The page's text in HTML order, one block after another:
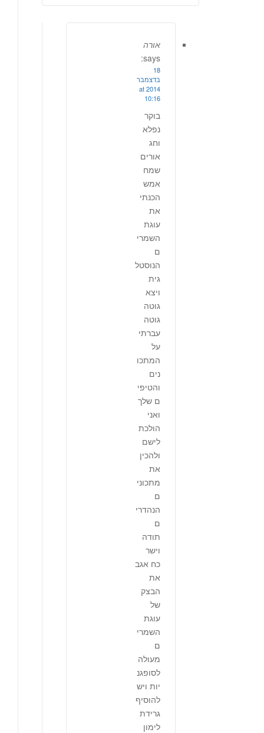
אורה
says:
18
בדצמבר
2014 at
10:16
בוקר
נפלא
וחג
אורים
שמח
אמש
הכנתי
את
עוגת
השמרי
ם
הנוסטל
גית
ויצא
גוטה
גוטה
עברתי
על
המתכו
נים
והטיפי
ם שלך
ואני
הולכת
לישם
ולהכין
את
מתכוני
ם
הנהדרי
ם
תודה
וישר
כח אגב
את
הבצק
של
עוגת
השמרי
ם
מעולה
לסופגנ
יות ויש
להוסיף
גרידת
לימון